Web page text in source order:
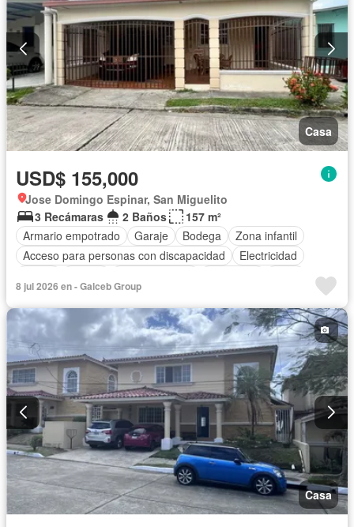
Casa
USD$ 155,000
Jose Domingo Espinar, San Miguelito
3 Recámaras
2 Baños
157 m²
Armario empotrado
Garaje Bodega
Zona infantil
Acceso para personas con discapacidad
Electricidad
8 jul 2026 en - Galceb Group
Casa